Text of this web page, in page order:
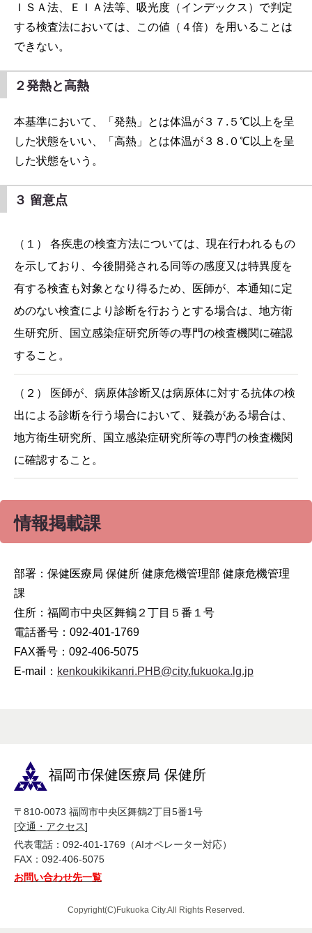
ＩＳＡ法、ＥＩＡ法等、吸光度（インデックス）で判定
する検査法においては、この値（４倍）を用いることは
できない。
２発熱と高熱
本基準において、「発熱」とは体温が３７.５℃以上を呈
した状態をいい、「高熱」とは体温が３８.０℃以上を呈
した状態をいう。
３ 留意点
（１） 各疾患の検査方法については、現在行われるもの
を示しており、今後開発される同等の感度又は特異度を
有する検査も対象となり得るため、医師が、本通知に定
めのない検査により診断を行おうとする場合は、地方衛
生研究所、国立感染症研究所等の専門の検査機関に確認
すること。
（２） 医師が、病原体診断又は病原体に対する抗体の検
出による診断を行う場合において、疑義がある場合は、
地方衛生研究所、国立感染症研究所等の専門の検査機関
に確認すること。
情報掲載課
部署：保健医療局 保健所 健康危機管理部 健康危機管理
課
住所：福岡市中央区舞鶴２丁目５番１号
電話番号：092-401-1769
FAX番号：092-406-5075
E-mail： kenkoukikikanri.PHB@city.fukuoka.lg.jp
福岡市保健医療局 保健所
〒810-0073 福岡市中央区舞鶴2丁目5番1号
[交通・アクセス]
代表電話：092-401-1769（AIオペレーター対応）
FAX：092-406-5075
お問い合わせ先一覧
Copyright(C)Fukuoka City.All Rights Reserved.